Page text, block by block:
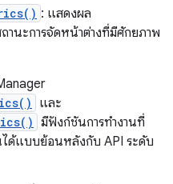
: แสดงผล
านะการจัดหน้าต่างที่มีศักยภาพ
และ
มีฟังก์ชันการทำงานที่
ได้แบบย้อนหลังกับ API ระดับ